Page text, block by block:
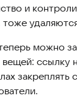
и
можно
ссылку